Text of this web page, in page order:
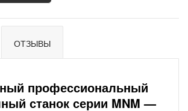
ОТЗЫВЫ
профессиональный
станок серии MNM —